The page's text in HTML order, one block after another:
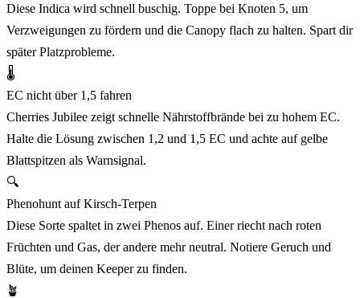
Diese Indica wird schnell buschig. Toppe bei Knoten 5, um
Verzweigungen zu fördern und die Canopy flach zu halten. Spart dir
später Platzprobleme.
🌡️
EC nicht über 1,5 fahren
Cherries Jubilee zeigt schnelle Nährstoffbrände bei zu hohem EC.
Halte die Lösung zwischen 1,2 und 1,5 EC und achte auf gelbe
Blattspitzen als Warnsignal.
🔍
Phenohunt auf Kirsch-Terpen
Diese Sorte spaltet in zwei Phenos auf. Einer riecht nach roten
Früchten und Gas, der andere mehr neutral. Notiere Geruch und
Blüte, um deinen Keeper zu finden.
🪴